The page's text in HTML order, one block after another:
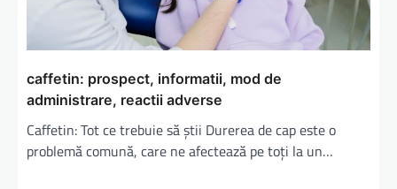
caffetin: prospect, informatii, mod de
administrare, reactii adverse
Caffetin: Tot ce trebuie să știi Durerea de cap este o
problemă comună, care ne afectează pe toți la un…